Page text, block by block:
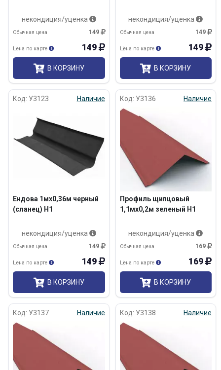
некондиция/уценка
149
Обычная цена
149
Цена по карте
В КОРЗИНУ
некондиция/уценка
149
Обычная цена
149
Цена по карте
В КОРЗИНУ
Код: У3123 Наличие
Ендова 1мх0,36м черный
(сланец) Н1
некондиция/уценка
149
Обычная цена
149
Цена по карте
В КОРЗИНУ
Код: У3136 Наличие
Профиль щипцовый
1,1мх0,2м зеленый Н1
некондиция/уценка
169
Обычная цена
169
Цена по карте
В КОРЗИНУ
Код: У3137 Наличие Код: У3138 Наличие